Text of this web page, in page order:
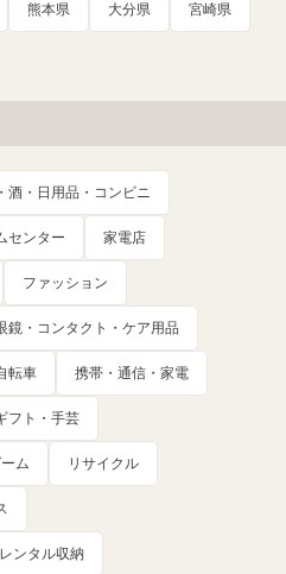
熊本県 大分県 宮崎県
酒・日用品・コンビニ
センター 家電店
ファッション
鏡・コンタクト・ケア用品
転車 携帯・通信・家電
フト・手芸
ム リサイクル
ンタル収納